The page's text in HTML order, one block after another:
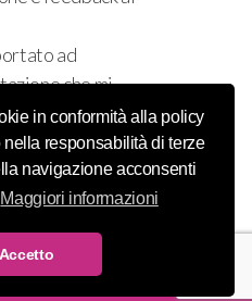
in conformità alla policy
responsabilità di terze
navigazione acconsenti
Maggiori informazioni
Accetto
ad
che mi
salute ed